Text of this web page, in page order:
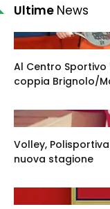
Ultime News
Al Centro
coppia Brignolo/
Volley,
nuova stagione